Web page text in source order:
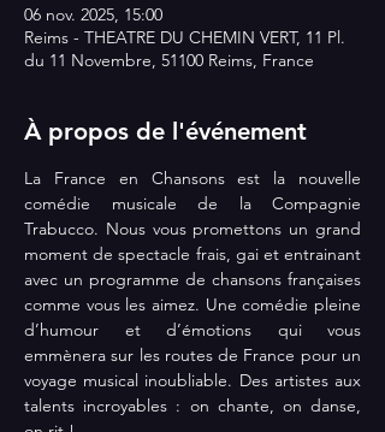
06 nov. 2025, 15:00
Reims - THEATRE DU CHEMIN VERT, 11 Pl.
du 11 Novembre, 51100 Reims, France
À propos de l'événement
La France en Chansons est la nouvelle
comédie musicale de la Compagnie
Trabucco. Nous vous promettons un grand
moment de spectacle frais, gai et entrainant
avec un programme de chansons françaises
comme vous les aimez. Une comédie pleine
d’humour et d’émotions qui vous
emmènera sur les routes de France pour un
voyage musical inoubliable. Des artistes aux
talents incroyables : on chante, on danse,